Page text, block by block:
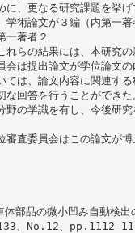
に、更なる研究課題を挙げ
術論文が３編（内第一著
一著者２
れらの結果には、本研究
会は提出論文が学位論文の
ては、論文内容に関連す
な回答を行うことができ
野の学識を有し、今後研
審査委員会はこの論文が
部品の微小凹み自動検
、No.12、pp.1112-